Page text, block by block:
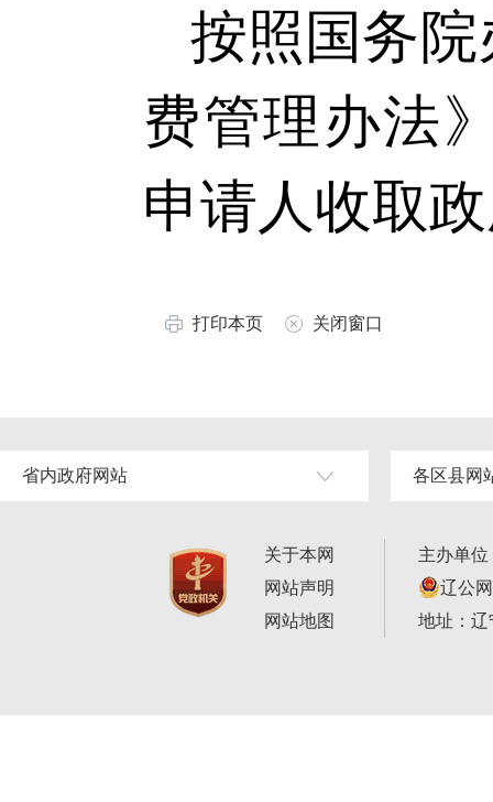
按照国务
费管理办法
申请人收取
打印本页 关闭窗口
省内政府网站 各区县网
关于本网
网站声明
网站地图
主办单
辽公
地址：辽